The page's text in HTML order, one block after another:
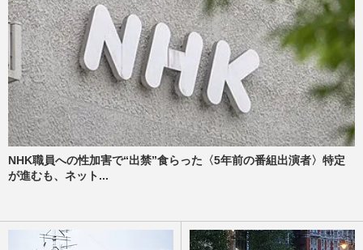
NHK職員への性加害で“出禁”食らった〈5年前の番組出演者〉特定
が進むも、ネット...